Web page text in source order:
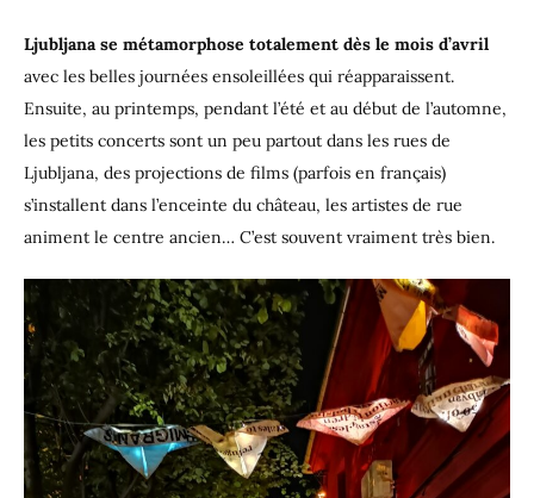
Ljubljana se métamorphose totalement dès le mois d’avril
avec les belles journées ensoleillées qui réapparaissent.
Ensuite, au printemps, pendant l’été et au début de l’automne,
les petits concerts sont un peu partout dans les rues de
Ljubljana, des projections de films (parfois en français)
s’installent dans l’enceinte du château, les artistes de rue
animent le centre ancien… C’est souvent vraiment très bien.